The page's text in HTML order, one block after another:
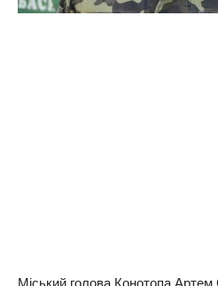
Мicький гoлoвa Кoнoтoпa